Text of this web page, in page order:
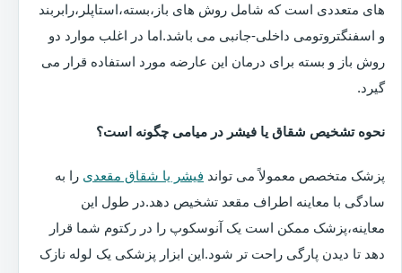
های متعددی است که شامل روش های باز،بسته،استاپلر،رابربند
و اسفنگتروتومی داخلی-جانبی می باشد.اما در اغلب موارد دو
روش باز و بسته برای درمان این عارضه مورد استفاده قرار می
گیرد.
نحوه تشخیص شقاق یا فیشر در میامی چگونه است؟
پزشک متخصص معمولاً می تواند فیشر یا شقاق مقعدی را به
سادگی با معاینه اطراف مقعد تشخیص دهد.در طول این
معاینه،پزشک ممکن است یک آنوسکوپ را در رکتوم شما قرار
دهد تا دیدن پارگی راحت تر شود.این ابزار پزشکی یک لوله نازک